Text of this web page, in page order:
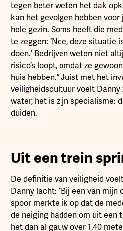
tegen beter weten het dak
kan het gevolgen hebben voor
hele gezin. Soms heeft die
te zeggen: ‘Nee, deze situatie
doen.’ Bedrijven weten niet
risico’s loopt, omdat ze
huis hebben.” Juist met het
veiligheidscultuur voelt Danny
water, het is zijn specialisme:
duiden.
Uit een trein
De definitie van veiligheid
Danny lacht: “Bij een van mijn
spoor merkte ik op dat de
de neiging hadden om uit een
het dan al gauw over 1.40